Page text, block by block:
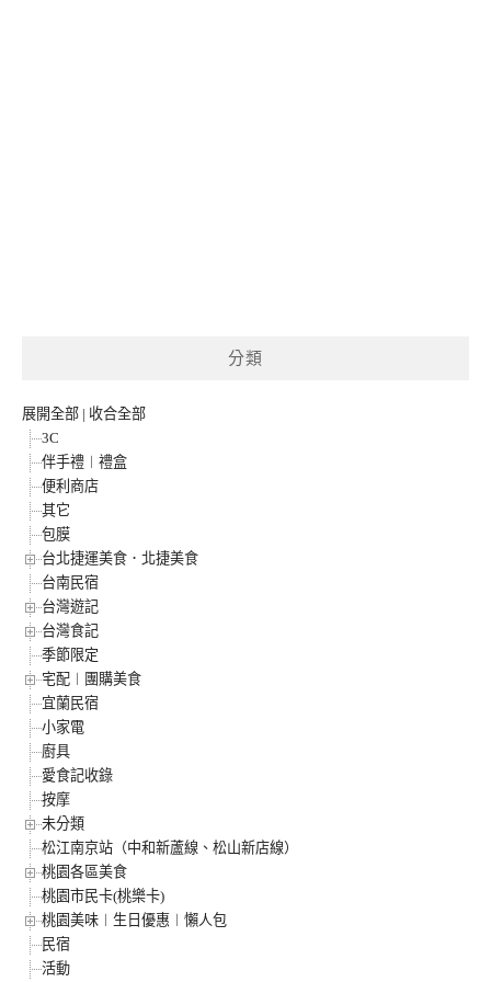
分類
展開全部 | 收合全部
3C
伴手禮︱禮盒
便利商店
其它
包膜
台北捷運美食．北捷美食
台南民宿
台灣遊記
台灣食記
季節限定
宅配︱團購美食
宜蘭民宿
小家電
廚具
愛食記收錄
按摩
未分類
松江南京站（中和新蘆線、松山新店線）
桃園各區美食
桃園市民卡(桃樂卡)
桃園美味︱生日優惠︱懶人包
民宿
活動